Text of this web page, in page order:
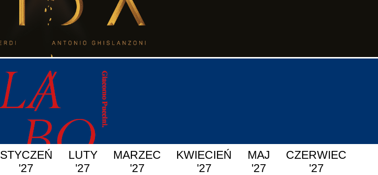
STYCZEŃ
'27
LUTY
'27
MARZEC
'27
KWIECIEŃ
'27
MAJ
'27
CZERWIEC
'27